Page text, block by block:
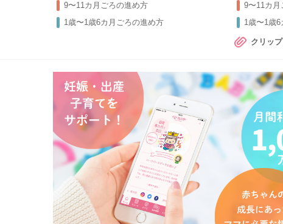
9〜11カ月ごろの進め方
1歳〜1歳6カ月ごろの進め方
9〜11カ
1歳〜1歳
クリッ